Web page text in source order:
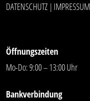
DATENSCHUTZ | IMPRESSUM
Öffnungszeiten
Mo-Do: 9:00 – 13:00 Uhr
Bankverbindung